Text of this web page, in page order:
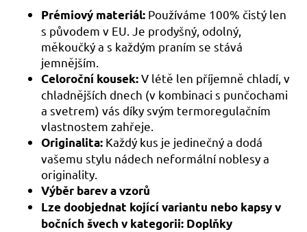
Prémiový materiál: Používáme 100% čistý len
s původem v EU. Je prodyšný, odolný,
měkoučký a s každým praním se stává
jemnějším.
Celoroční kousek:V létě len příjemně chladí, v
chladnějších dnech (v kombinaci s punčochami
a svetrem) vás díky svým termoregulačním
vlastnostem zahřeje.
Originalita: Každý kus je jedinečný a dodá
vašemu stylu nádech neformální noblesy a
originality.
Výběr barev a vzorů
Lze doobjednat kojící variantu nebo kapsy v
bočních švech v kategorii: Doplňky